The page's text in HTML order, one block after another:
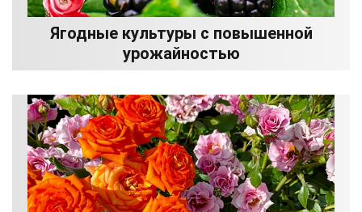
Ягодные культуры с повышенной
урожайностью